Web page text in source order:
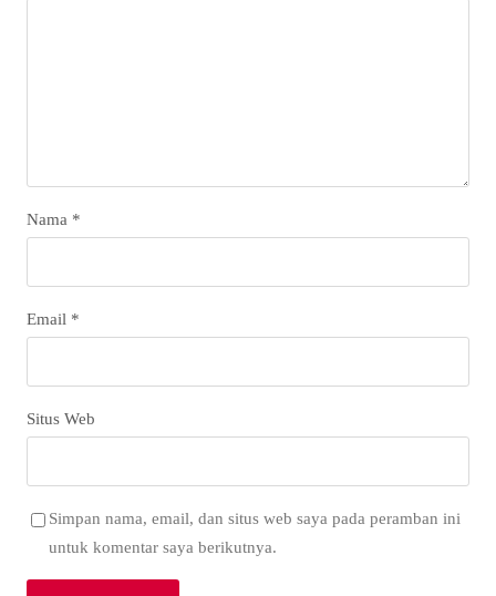
Nama *
Email *
Situs Web
Simpan nama, email, dan situs web saya pada peramban ini
untuk komentar saya berikutnya.